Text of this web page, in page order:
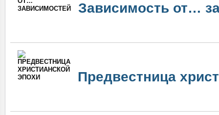
Зависимость от…
Предвестница